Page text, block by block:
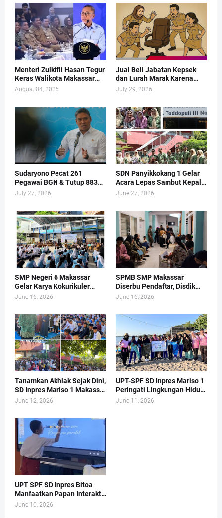
Menteri Zulkifli Hasan Tegur
Keras Walikota Makassar
Soal Sampah
August 04, 2026
Jual Beli Jabatan Kepsek
dan Lurah Marak Karena
PANSEL Cuma Pajangan
July 29, 2026
Sudaryono Pecat 261
Pegawai BGN & Tutup 883
Dapur MBG
July 27, 2026
SDN Panyikkokang 1 Gelar
Acara Lepas Sambut Kepala
Sekolah
June 27, 2026
SMP Negeri 6 Makassar
Gelar Karya Kokurikuler
Bertema Pengelolaan
Adiwiyata
June 16, 2026
SPMB SMP Makassar
Diserbu Pendaftar, Disdik
Sampai Buka Layanan di
June 16, 2026
Tanamkan Akhlak Sejak Dini,
SD Inpres Mariso 1 Makassar
Gelar Sholat Dhuha Rutin
June 12, 2026
UPT-SPF SD Inpres Mariso 1
Peringati Lingkungan Hidup
dengan Turun ke Pantai
June 11, 2026
UPT SPF SD Inpres Bitoa
Manfaatkan Papan Interaktif
Digital Dalam Proses
June 10, 2026